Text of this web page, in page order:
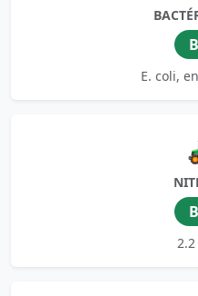
E. coli,